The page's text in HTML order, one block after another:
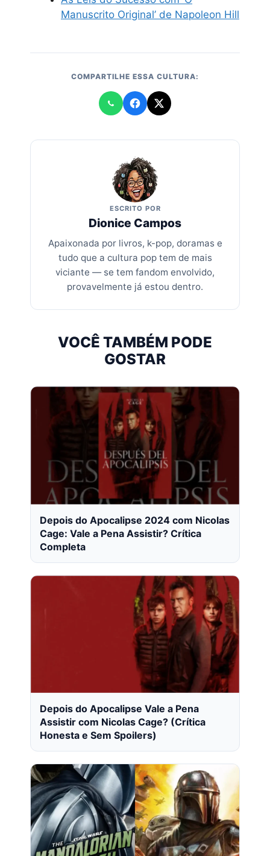
Manuscrito Original’ de Napoleon Hill
COMPARTILHE ESSA CULTURA:
ESCRITO POR
Dionice Campos
Apaixonada por livros, k-pop, doramas e
tudo que a cultura pop tem de mais
viciante — se tem fandom envolvido,
provavelmente já estou dentro.
VOCÊ TAMBÉM PODE
GOSTAR
Depois do Apocalipse 2024 com Nicolas
Cage: Vale a Pena Assistir? Crítica
Completa
Depois do Apocalipse Vale a Pena
Assistir com Nicolas Cage? (Crítica
Honesta e Sem Spoilers)